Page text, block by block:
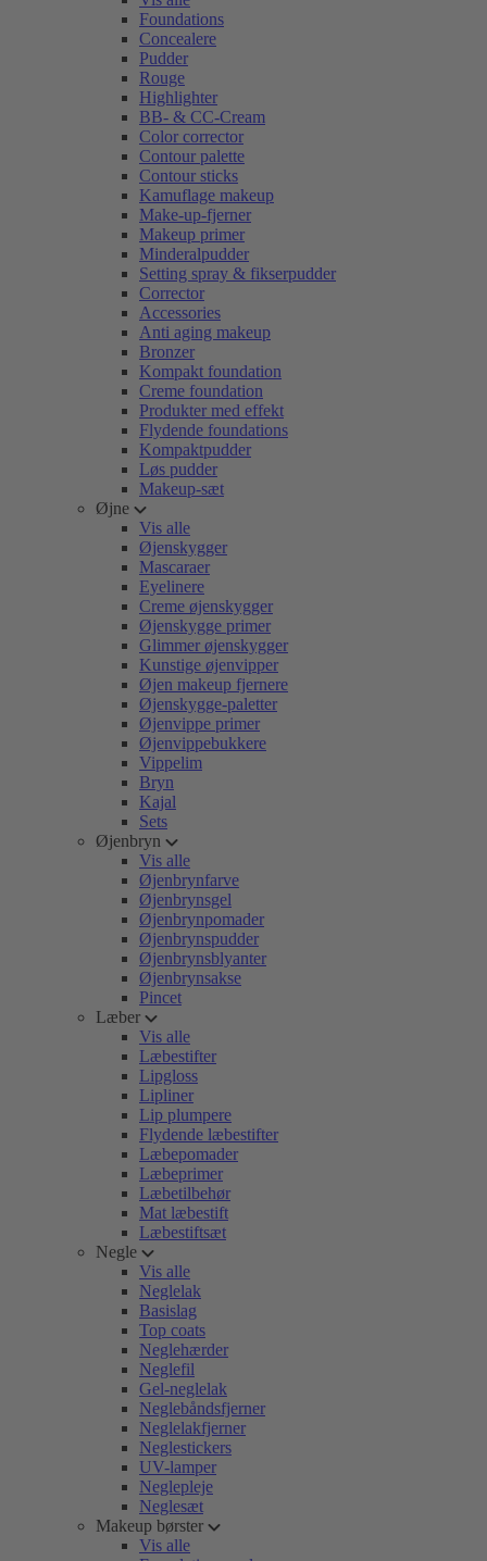
Foundations
Concealere
Pudder
Rouge
Highlighter
BB- & CC-Cream
Color corrector
Contour palette
Contour sticks
Kamuflage makeup
Make-up-fjerner
Makeup primer
Minderalpudder
Setting spray & fikserpudder
Corrector
Accessories
Anti aging makeup
Bronzer
Kompakt foundation
Creme foundation
Produkter med effekt
Flydende foundations
Kompaktpudder
Løs pudder
Makeup-sæt
Øjne
Vis alle
Øjenskygger
Mascaraer
Eyelinere
Creme øjenskygger
Øjenskygge primer
Glimmer øjenskygger
Kunstige øjenvipper
Øjen makeup fjernere
Øjenskygge-paletter
Øjenvippe primer
Øjenvippebukkere
Vippelim
Bryn
Kajal
Sets
Øjenbryn
Vis alle
Øjenbrynfarve
Øjenbrynsgel
Øjenbrynpomader
Øjenbrynspudder
Øjenbrynsblyanter
Øjenbrynsakse
Pincet
Læber
Vis alle
Læbestifter
Lipgloss
Lipliner
Lip plumpere
Flydende læbestifter
Læbepomader
Læbeprimer
Læbetilbehør
Mat læbestift
Læbestiftsæt
Negle
Vis alle
Neglelak
Basislag
Top coats
Neglehærder
Neglefil
Gel-neglelak
Neglebåndsfjerner
Neglelakfjerner
Neglestickers
UV-lamper
Neglepleje
Neglesæt
Makeup børster
Vis alle